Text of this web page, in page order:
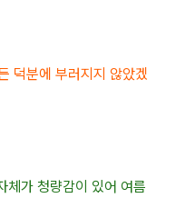
덕분에 부러지지 않았겠
체가 청량감이 있어 여름